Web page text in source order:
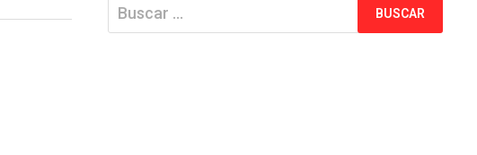
Buscar: